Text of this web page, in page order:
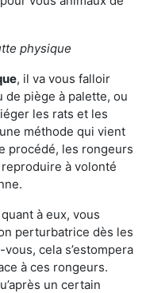
physique
, il va vous falloir
de piège à palette, ou
les rats et les
méthode qui vient
procédé, les rongeurs
à volonté
à eux, vous
perturbatrice dès les
cela s’estompera
à ces rongeurs.
un certain